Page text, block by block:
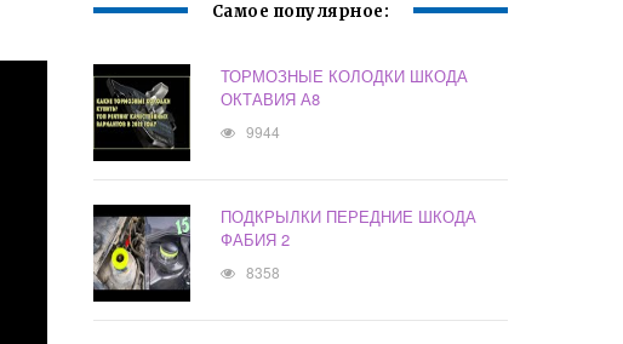
Самое популярное:
ТОРМОЗНЫЕ КОЛОДКИ ШКОДА
ОКТАВИЯ А8
9944
ПОДКРЫЛКИ ПЕРЕДНИЕ ШКОДА
ФАБИЯ 2
8358